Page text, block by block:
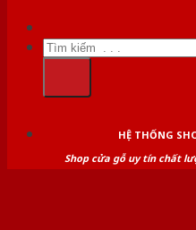
Tìm
kiếm:
HỆ THỐNG
Shop cửa gỗ uy tín chất